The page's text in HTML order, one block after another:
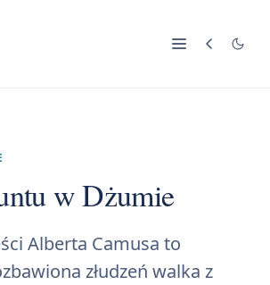
w Dżumie
Alberta Camusa to
złudzeń walka z